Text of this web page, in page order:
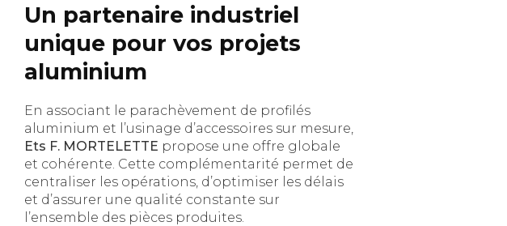
Un partenaire industriel
unique pour vos projets
aluminium
En associant le parachèvement de profilés
aluminium et l’usinage d’accessoires sur mesure,
Ets F. MORTELETTE propose une offre globale
et cohérente. Cette complémentarité permet de
centraliser les opérations, d’optimiser les délais
et d’assurer une qualité constante sur
l’ensemble des pièces produites.